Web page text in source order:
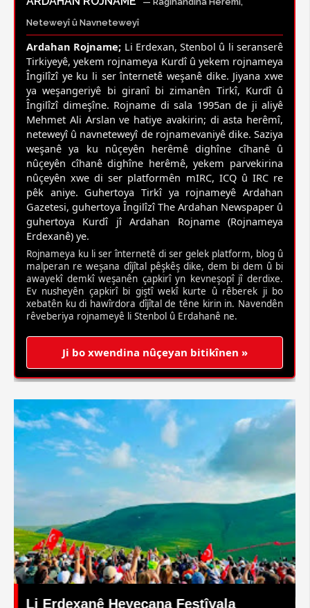
Neteweyî û Navneteweyî
Ardahan Rojname; Li Erdexan, Stenbol û li seranserê
Tirkiyeyê, yekem rojnameya Kurdî û yekem rojnameya
Îngilîzî ye ku li ser înternetê weşanê dike. Jiyana xwe
ya weşangeriyê bi giranî bi zimanên Tirkî, Kurdî û
Îngilîzî dimeşîne. Rojname di sala 1995an de ji aliyê
Mehmet Ali Arslan ve hatiye avakirin; di asta herêmî,
neteweyî û navneteweyî de rojnamevaniyê dike. Saziya
weşanê ya ku nûçeyên herêmê dighîne cîhanê û
nûçeyên cîhanê dighîne herêmê, yekem parvekirina
nûçeyên xwe di ser platformên mIRC, ICQ û IRC re
pêk aniye. Guhertoya Tirkî ya rojnameyê Ardahan
Gazetesi, guhertoya Îngilîzî The Ardahan Newspaper û
guhertoya Kurdî jî Ardahan Rojname (Rojnameya
Erdexanê) ye.
Rojnameya ku li ser înternetê di ser gelek platform, blog û
malperan re weşana dîjîtal pêşkêş dike, dem bi dem û bi
awayekî demkî weşanên çapkirî yn kevneşopî jî derdixe.
Ev nusheyên çapkirî bi giştî wekî kurte û rêberek ji bo
xebatên ku di hawîrdora dîjîtal de têne kirin in. Navendên
rêveberiya rojnameyê li Stenbol û Erdahanê ne.
Ji bo xwendina nûçeyan bitikînen »